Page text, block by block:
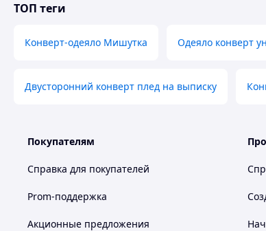
ТОП теги
Конверт-одеяло Мишутка Одеяло конверт
Двусторонний конверт плед на выписку
Покупателям
Справка для покупателей
Prom-поддержка
Акционные предложения